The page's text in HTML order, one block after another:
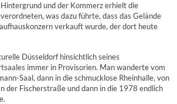
und der Kommerz erhielt die
was dazu führte, dass das Gelände
verkauft wurde, der dort heute
Düsseldorf hinsichtlich seines
immer in Provisorien. Man wanderte vom
Saal, dann in die schmucklose Rheinhalle, von
der Fischerstraße und dann in die 1978 endlich